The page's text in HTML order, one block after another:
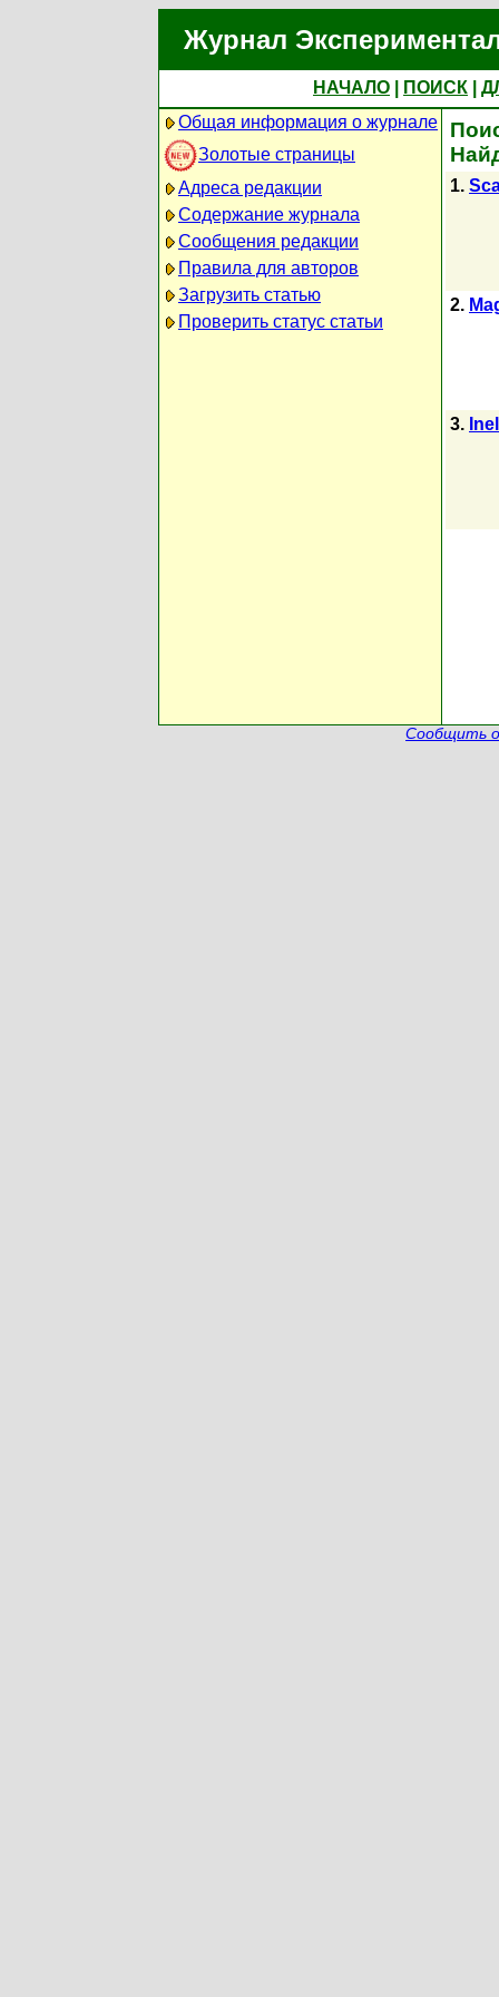
Журнал
НАЧАЛО ПОИСК
Общая информация о журнале
Золотые страницы
Адреса редакции
Содержание журнала
Сообщения редакции
Правила для авторов
Загрузить статью
Проверить статус статьи
1.
2.
3.
Сообщить о